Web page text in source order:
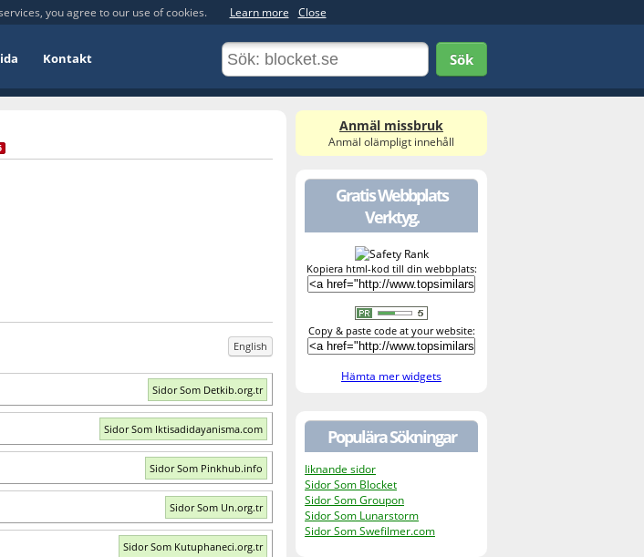
you agree to our use of cookies. Learn more Close
Kontakt Sök
English
Sidor Som Detkib.org.tr
Sidor Som Iktisadidayanisma.com
Sidor Som Pinkhub.info
Sidor Som Un.org.tr
Sidor Som Kutuphaneci.org.tr
Anmäl missbruk
Anmäl olämpligt innehåll
Gratis Webbplats
Verktyg.
Kopiera html-kod till din webbplats:
Copy & paste code at your website:
Hämta mer widgets
Populära Sökningar
liknande sidor
Sidor Som Blocket
Sidor Som Groupon
Sidor Som Lunarstorm
Sidor Som Swefilmer.com